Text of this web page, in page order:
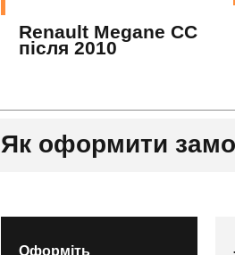
Renault Megane CC
після 2010
Як оформити
Оформіть